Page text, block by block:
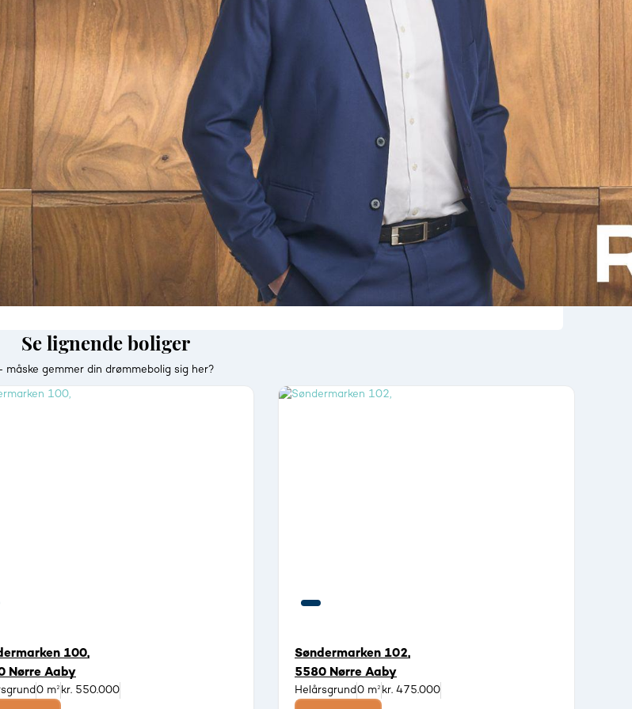
Se lignende boliger
måske gemmer din drømmebolig sig her?
100,
Nørre Aaby
0 m² kr. 550.000
Søndermarken 102,
5580 Nørre Aaby
Helårsgrund0 m² kr. 475.000